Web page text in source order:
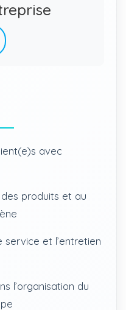
avec
produits et au
service et l’entretien
l’organisation du